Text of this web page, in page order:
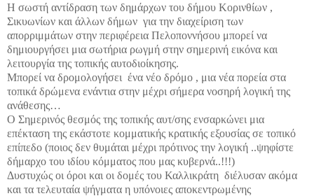
Η σωστή αντίδραση των δημάρχων του δήμου Κορινθίων ,
Σικυωνίων και άλλων δήμων για την διαχείριση των
απορριμμάτων στην περιφέρεια Πελοποννήσου μπορεί να
δημιουργήσει μια σωτήρια ρωγμή στην σημερινή εικόνα και
λειτουργία της τοπικής αυτοδιοίκησης.
Μπορεί να δρομολογήσει ένα νέο δρόμο , μια νέα πορεία στα
τοπικά δρώμενα ενάντια στην μέχρι σήμερα νοσηρή λογική της
ανάθεσης…
Ο Σημερινός θεσμός της τοπικής αυτ/σης ενσαρκώνει μια
επέκταση της εκάστοτε κομματικής κρατικής εξουσίας σε τοπικό
επίπεδο (ποιος δεν θυμάται μέχρι πρότινος την λογική ..ψηφίστε
δήμαρχο του ιδίου κόμματος που μας κυβερνά..!!!)
Δυστυχώς οι όροι και οι δομές του Καλλικράτη διέλυσαν ακόμα
και τα τελευταία ψήγματα η υπόνοιες αποκεντρωμένης